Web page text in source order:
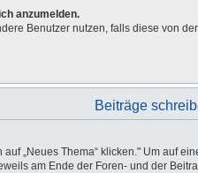
anzumelden.
Benutzer nutzen, falls diese von
Beiträge
„Neues Thema“ klicken." Um auf
am Ende der Foren- und der